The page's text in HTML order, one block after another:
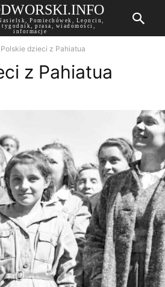
Pomiechówek, Leoncin,
tygodnik, prasa, wiadomości,
informacje
Polskie dzieci z Pahiatua
z Pahiatua